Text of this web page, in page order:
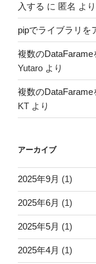
入する に 匿名 より
pipでライブラリを
複数の
Yutaro より
複数の
KT より
アーカイブ
2025年9月 (1)
2025年6月 (1)
2025年5月 (1)
2025年4月 (1)